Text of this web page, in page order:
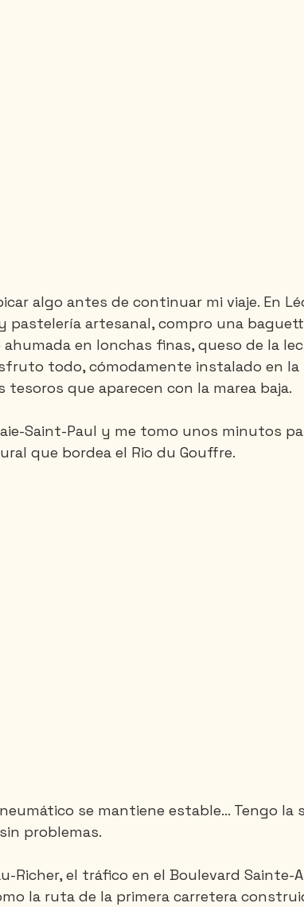
algo antes de continuar mi viaje. En
pastelería artesanal, compro una
en lonchas finas, queso de la
todo, cómodamente instalado en la
tesoros que aparecen con la marea baja.
Saint-Paul y me tomo unos minutos
que bordea el Rio du Gouffre.
se mantiene estable... Tengo la
problemas.
Richer, el tráfico en el Boulevard Sainte-
la ruta de la primera carretera